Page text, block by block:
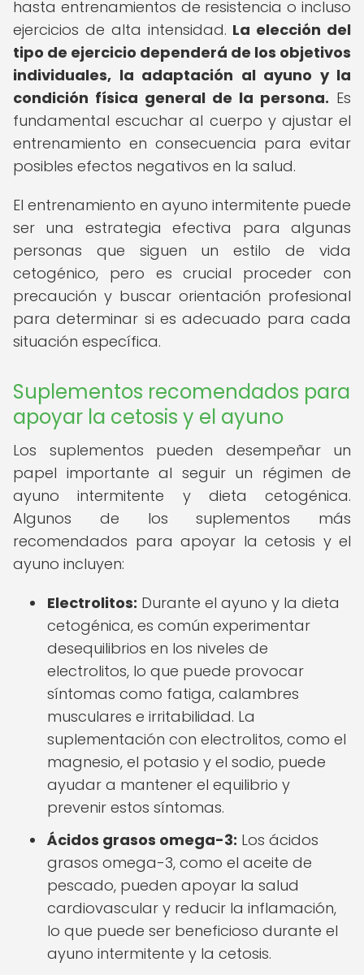
hasta entrenamientos de resistencia o incluso
ejercicios de alta intensidad. La elección del
tipo de ejercicio dependerá de los objetivos
individuales, la adaptación al ayuno y la
condición física general de la persona. Es
fundamental escuchar al cuerpo y ajustar el
entrenamiento en consecuencia para evitar
posibles efectos negativos en la salud.
El entrenamiento en ayuno intermitente puede
ser una estrategia efectiva para algunas
personas que siguen un estilo de vida
cetogénico, pero es crucial proceder con
precaución y buscar orientación profesional
para determinar si es adecuado para cada
situación específica.
Suplementos recomendados para
apoyar la cetosis y el ayuno
Los suplementos pueden desempeñar un
papel importante al seguir un régimen de
ayuno intermitente y dieta cetogénica.
Algunos de los suplementos más
recomendados para apoyar la cetosis y el
ayuno incluyen:
Electrolitos: Durante el ayuno y la dieta
cetogénica, es común experimentar
desequilibrios en los niveles de
electrolitos, lo que puede provocar
síntomas como fatiga, calambres
musculares e irritabilidad. La
suplementación con electrolitos, como el
magnesio, el potasio y el sodio, puede
ayudar a mantener el equilibrio y
prevenir estos síntomas.
Ácidos grasos omega-3: Los ácidos
grasos omega-3, como el aceite de
pescado, pueden apoyar la salud
cardiovascular y reducir la inflamación,
lo que puede ser beneficioso durante el
ayuno intermitente y la cetosis.